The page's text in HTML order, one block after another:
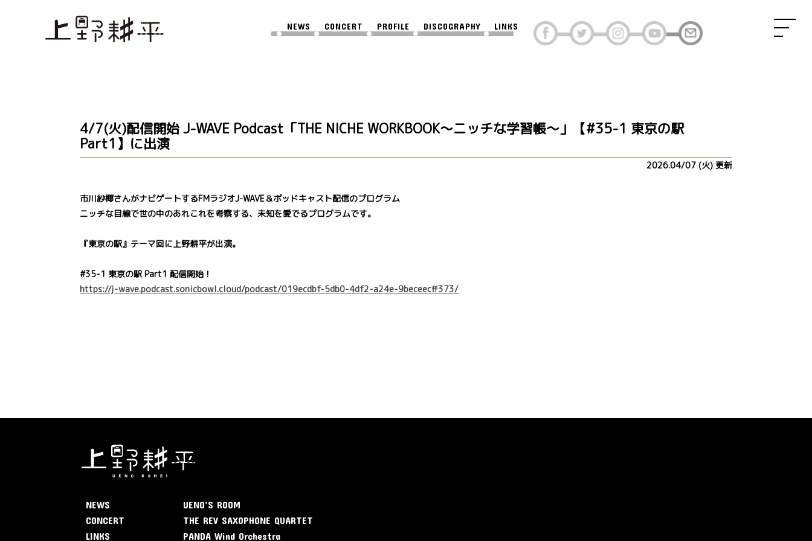
NEWS CONCERT PROFILE DISCOGRAPHY LINKS
4/7(火)配信開始 J-WAVE Podcast「THE NICHE WORKBOOK～ニッチな学習帳～」【#35-1 東京の駅
Part1】に出演
2026.04/07 (火) 更新
市川紗椰さんがナビゲートするFMラジオJ-WAVE＆ポッドキャスト配信のプログラム
ニッチな目線で世の中のあれこれを考察する、未知を愛でるプログラムです。
『東京の駅』テーマ回に上野耕平が出演。
#35-1 東京の駅 Part1 配信開始！
https://j-wave.podcast.sonicbowl.cloud/podcast/019ecdbf-5db0-4df2-a24e-9beceecff373/
NEWS
CONCERT
LINKS
UENO’S ROOM
THE REV SAXOPHONE QUARTET
PANDA Wind Orchestra